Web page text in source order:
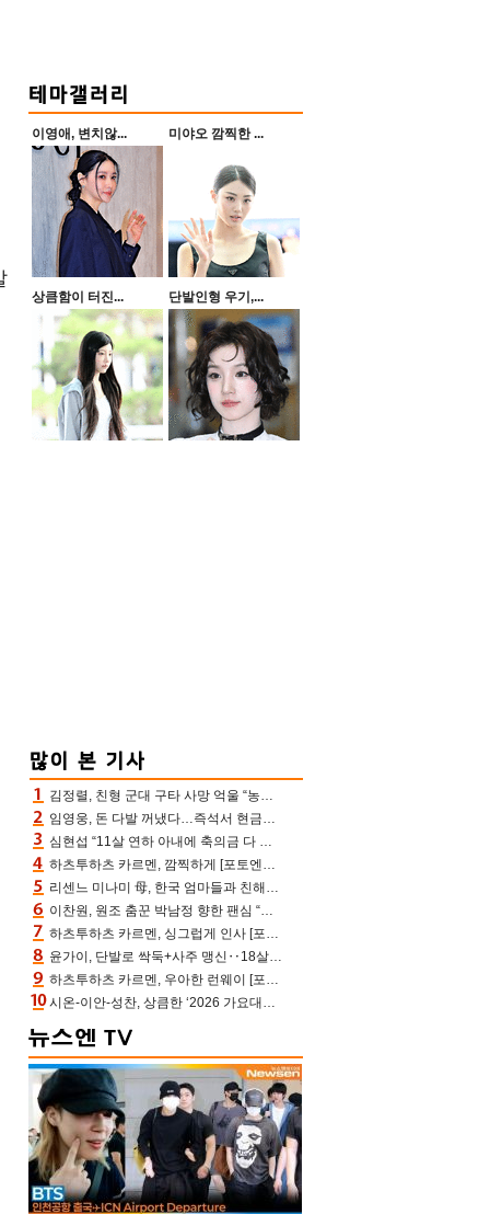
이영애, 변치않... 미야오 깜찍한 ...
상큼함이 터진... 단발인형 우기,...
김정렬, 친형 군대 구타 사망 억울 “농약사 처리, 범인 찾았지만…엄마는 이미 치매”(데이앤나잇)
임영웅, 돈 다발 꺼냈다…즉석서 현금으로 수당 챙겨주는 ‘구단주’
심현섭 “11살 연하 아내에 축의금 다 뺏겨, 집도 아내 명의” (동치미)[결정적장면]
하츠투하츠 카르멘, 깜찍하게 [포토엔HD]
리센느 미나미 母, 한국 엄마들과 친해진 비결=BTS “최애 정국 얘기로 통해”(전참시)
이찬원, 원조 춤꾼 박남정 향한 팬심 “어머님 잘 계시지” 폭소(불후)
하츠투하츠 카르멘, 싱그럽게 인사 [포토엔HD]
윤가이, 단발로 싹둑+사주 맹신‥18살 연상 ♥장기하 반한 엉뚱·열정 매력(전참시)
하츠투하츠 카르멘, 우아한 런웨이 [포토엔HD]
시온-이안-성찬, 상큼한 ‘2026 가요대전 썸머’ MC [포토엔HD]